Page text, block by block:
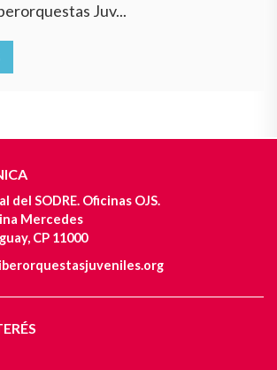
Juv...
SODRE. Oficinas OJS.
Mercedes
CP 11000